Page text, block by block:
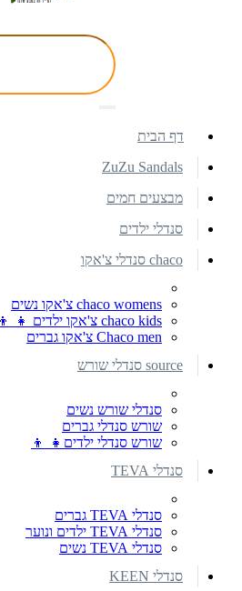
דף הבית
ZuZu Sandals
מבצעים חמים
סנדלי ילדים
chaco סנדלי צ'אקו
chaco womens צ'אקו נשים
chaco kids צ'אקו ילדים 👧 👦
Chaco men צ'אקו גברים
source סנדלי שורש
סנדלי שורש נשים
שורש סנדלי גברים
שורש סנדלי ילדים👧 👦
סנדלי TEVA
סנדלי TEVA גברים
סנדלי TEVA ילדים ונוער
סנדלי TEVA נשים
סנדלי KEEN